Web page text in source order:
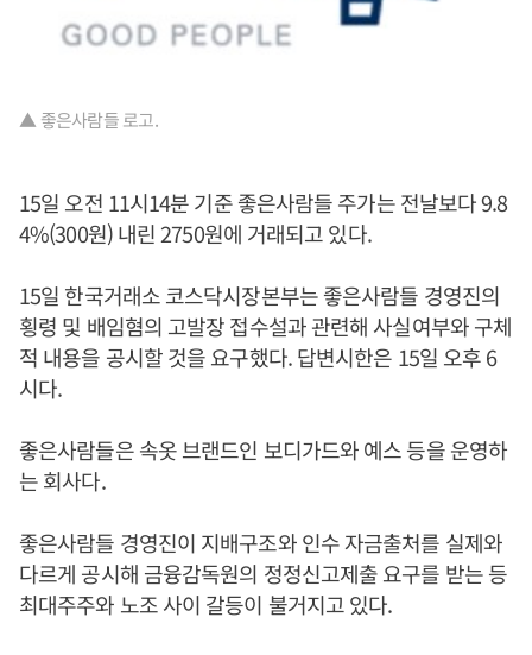
▲ 좋은사람들 로고.
15일 오전 11시14분 기준 좋은사람들 주가는 전날보다 9.8
4%(300원) 내린 2750원에 거래되고 있다.
15일 한국거래소 코스닥시장본부는 좋은사람들 경영진의
횡령 및 배임혐의 고발장 접수설과 관련해 사실여부와 구체
적 내용을 공시할 것을 요구했다. 답변시한은 15일 오후 6
시다.
좋은사람들은 속옷 브랜드인 보디가드와 예스 등을 운영하
는 회사다.
좋은사람들 경영진이 지배구조와 인수 자금출처를 실제와
다르게 공시해 금융감독원의 정정신고제출 요구를 받는 등
최대주주와 노조 사이 갈등이 불거지고 있다.